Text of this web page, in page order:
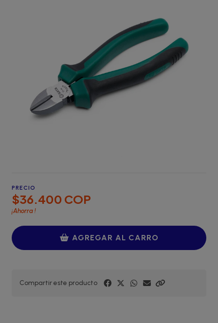
PRECIO
$36.400 COP
¡Ahorra!
AGREGAR AL CARRO
Compartir este producto